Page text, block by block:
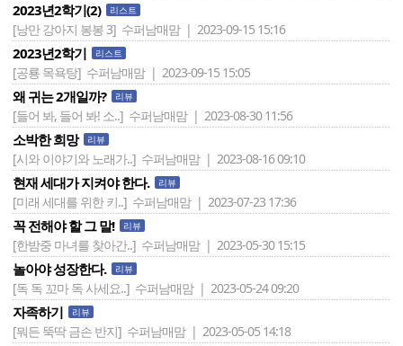
2023년2학기(2) 리스트
[낭만 강아지 봉봉 3] 수퍼남매맘 | 2023-09-15 15:16
2023년2학기 리스트
[공룡 목욕탕] 수퍼남매맘 | 2023-09-15 15:05
왜 귀는 2개일까? 리뷰
[들어 봐, 들어 봐! 소..] 수퍼남매맘 | 2023-08-30 11:56
소박한 희망 리뷰
[시와 이야기와 노래가..] 수퍼남매맘 | 2023-08-16 09:10
현재 세대가 지켜야 한다. 리뷰
[미래 세대를 위한 키..] 수퍼남매맘 | 2023-07-23 17:36
꼭 전해야 할 그 말! 리뷰
[한밤중 마녀를 찾아간..] 수퍼남매맘 | 2023-05-30 15:15
놀아야 성장한다. 리뷰
[독 독 꼬마 독 사세요..] 수퍼남매맘 | 2023-05-24 09:20
자족하기 리뷰
[뭐든 뚝딱 금손 반지] 수퍼남매맘 | 2023-05-05 14:18